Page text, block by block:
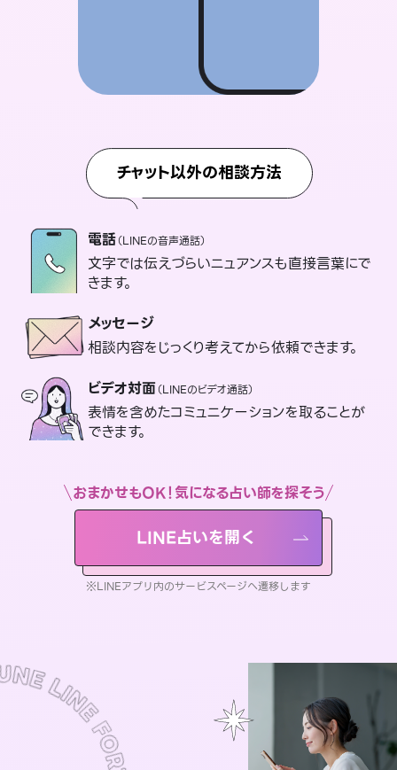
チャット以外の相談方法
電話（LINEの音声通話）
文字では伝えづらいニュアンスも直接言葉にで
きます。
メッセージ
相談内容をじっくり考えてから依頼できます。
ビデオ対面（LINEのビデオ通話）
表情を含めたコミュニケーションを取ることが
できます。
おまかせもOK！気になる占い師を探そう
LINE占いを開く
※LINEアプリ内のサービスページへ遷移します